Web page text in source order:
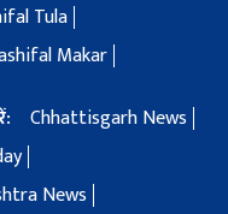
Tula
Makar
Chhattisgarh News
News